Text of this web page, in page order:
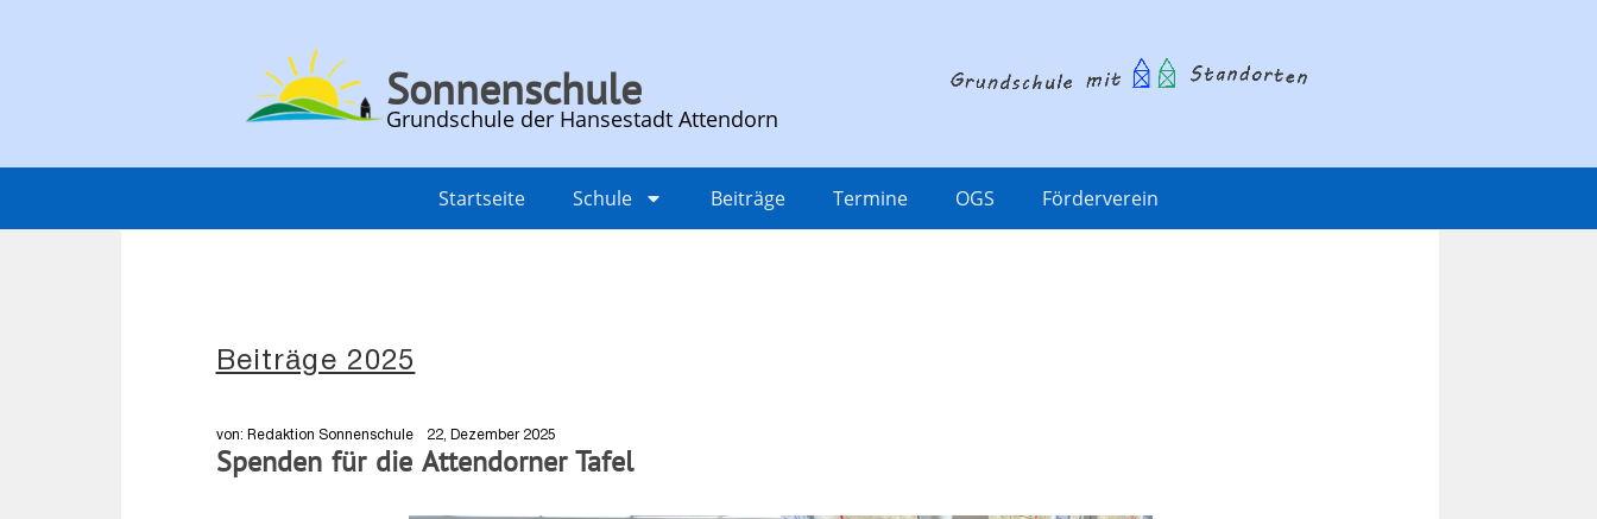
Sonnenschule
Grundschule der Hansestadt Attendorn​
Startseite Schule Beiträge Termine OGS Förderverein
Beiträge 2025
von: Redaktion Sonnenschule 22, Dezember 2025
Spenden für die Attendorner Tafel